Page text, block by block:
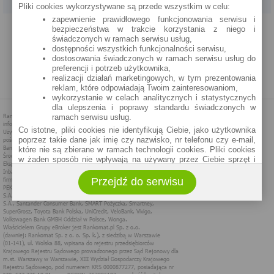
PROGRAM PARTNERSKI O NAS REKLAMA REGULAMIN
POLITYKA PRYWATNOŚCI POLITYKA COOKIES ZASADY PLASOWANIA
Pliki cookies wykorzystywane są przede wszystkim w celu:
zapewnienie prawidłowego funkcjonowania serwisu i
bezpieczeństwa w trakcie korzystania z niego i
świadczonych w ramach serwisu usług,
dostępności wszystkich funkcjonalności serwisu,
dostosowania świadczonych w ramach serwisu usług do
preferencji i potrzeb użytkownika,
realizacji działań marketingowych, w tym prezentowania
reklam, które odpowiadają Twoim zainteresowaniom,
wykorzystanie w celach analitycznych i statystycznych
dla ulepszenia i poprawy standardu świadczonych w
ramach serwisu usług.
Co istotne, pliki cookies nie identyfikują Ciebie, jako użytkownika
poprzez takie dane jak imię czy nazwisko, nr telefonu czy e-mail,
które nie są zbierane w ramach technologii cookies. Pliki cookies
w żaden sposób nie wpływają na używany przez Ciebie sprzęt i
Zakres wykorzystywania plików cookies możliwy jest do
określenia w ustawieniach przeglądarki każdego użytkownika. Bez
wprowadzenia zmian ustawień, informacje w plikach cookies mogą
być zapisywane w pamięci Twojego urządzenia.
Administratorem danych pozyskiwanych w technologii cookies jest
spółka Rankomat.pl Sp. z o.o. (dawniej: Rankomat Sp. z o. o. Sp.
k.) z siedzibą w Warszawie, ul. Wolska 88, 01 - 141 Warszawa.
Możesz jako użytkownik w każdym czasie skontaktować się z
administratorem pod adresem bok@ebroker.pl, jak również wyrazić
Przejdź do serwisu